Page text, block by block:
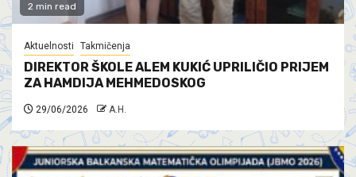
2 min read
Aktuelnosti Takmičenja
DIREKTOR ŠKOLE ALEM KUKIĆ UPRILIČIO PRIJEM
ZA HAMDIJA MEHMEDOSKOG
29/06/2026 A.H.